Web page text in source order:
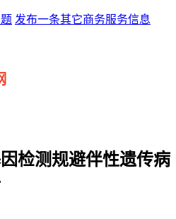
发布一条其它商务服务信息
检测规避伴性遗传病